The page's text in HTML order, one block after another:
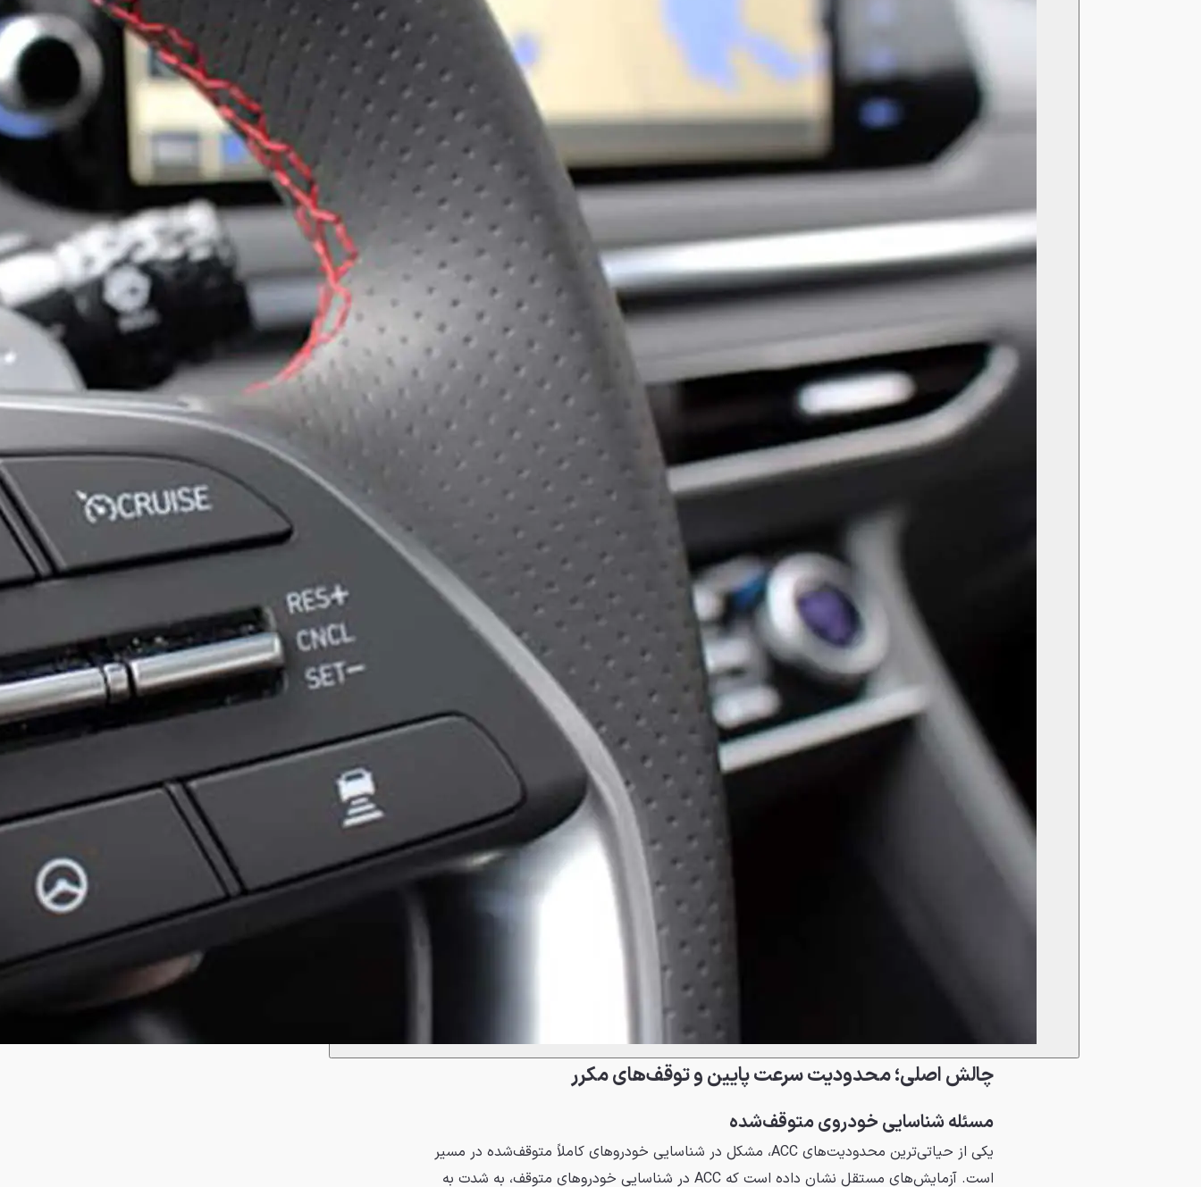
چالش اصلی؛ محدودیت سرعت پایین و توقف‌های مکرر
مسئله شناسایی خودروی متوقف‌شده
یکی از حیاتی‌ترین محدودیت‌های ACC، مشکل در شناسایی خودروهای کاملاً متوقف‌شده در مسیر
است. آزمایش‌های مستقل نشان داده است که ACC در شناسایی خودروهای متوقف، به شدت به